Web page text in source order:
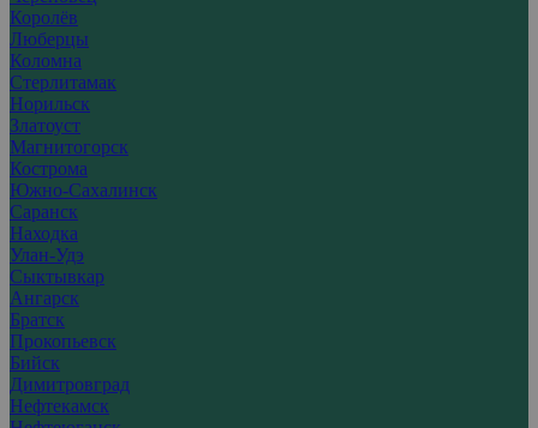
Королёв
Люберцы
Коломна
Стерлитамак
Норильск
Златоуст
Магнитогорск
Кострома
Южно-Сахалинск
Саранск
Находка
Улан-Удэ
Сыктывкар
Ангарск
Братск
Прокопьевск
Бийск
Димитровград
Нефтекамск